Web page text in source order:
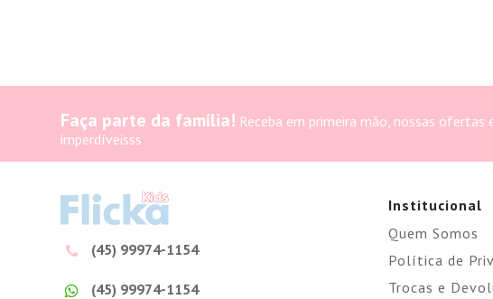
Faça parte da família! Receba em primeira mão, nossas ofertas
imperdíveisss
(45) 99974-1154
(45) 99974-1154
Institucional
Quem Somos
Política de
Trocas e